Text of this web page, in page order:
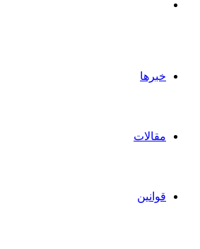
خبرها
مقالات
قوانین